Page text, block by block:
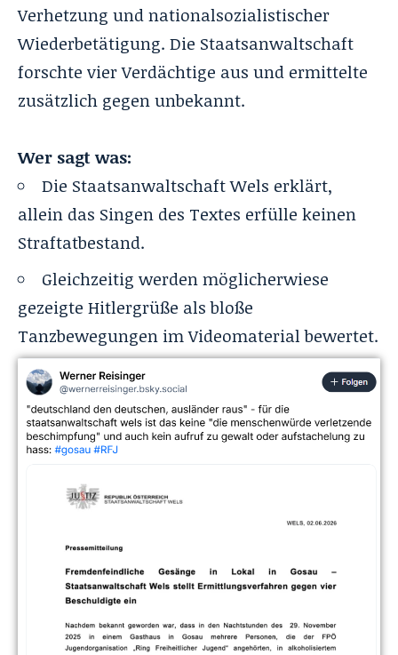
Verhetzung und nationalsozialistischer
Wiederbetätigung. Die Staatsanwaltschaft
forschte vier Verdächtige aus und ermittelte
zusätzlich gegen unbekannt.
Wer sagt was:
Die Staatsanwaltschaft Wels erklärt,
allein das Singen des Textes erfülle keinen
Straftatbestand.
Gleichzeitig werden möglicherwiese
gezeigte Hitlergrüße als bloße
Tanzbewegungen im Videomaterial bewertet.